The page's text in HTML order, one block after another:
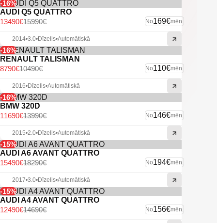
-16%
AUDI Q5 QUATTRO
No169€mēn.
15990€
13490€
2014•3.0•Dīzelis•Automātiskā
-16%
RENAULT TALISMAN
No110€mēn.
10490€
8790€
2016•Dīzelis•Automātiskā
-16%
BMW 320D
No146€mēn.
13990€
11690€
2015•2.0•Dīzelis•Automātiskā
-15%
AUDI A6 AVANT QUATTRO
No194€mēn.
18290€
15490€
2017•3.0•Dīzelis•Automātiskā
-15%
AUDI A4 AVANT QUATTRO
No156€mēn.
14690€
12490€